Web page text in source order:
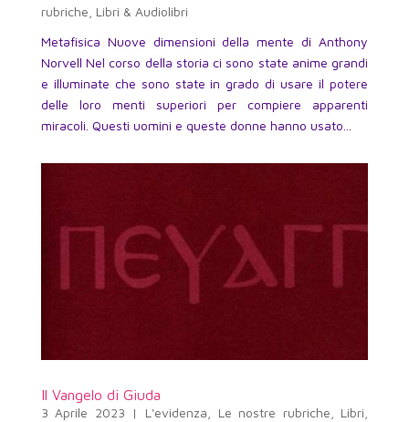
rubriche Libri & Audiolibri
Metafisica Nuove dimensioni della mente di Anthony
Norvell Nel corso della storia ci sono state anime grandi
e illuminate che sono state in grado di usare il potere
delle loro menti superiori per compiere apparenti
miracoli. Questi uomini e queste donne hanno usato...
Il Vangelo di Giuda
3 Aprile 2023 | L'evidenza Le nostre rubriche Libri